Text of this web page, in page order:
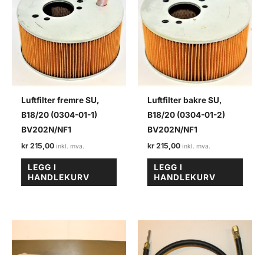
Luftfilter fremre SU,
B18/20 (0304-01-1)
BV202N/NF1
kr 215,00
LEGG I
HANDLEKURV
Luftfilter bakre SU,
B18/20 (0304-01-2)
BV202N/NF1
kr 215,00
LEGG I
HANDLEKURV